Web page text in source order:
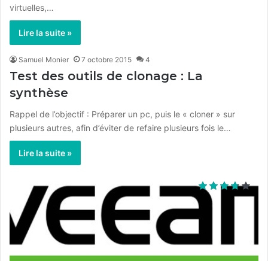
virtuelles,…
Lire la suite »
Samuel Monier 7 octobre 2015 4
Test des outils de clonage : La
synthèse
Rappel de l’objectif : Préparer un pc, puis le « cloner » sur
plusieurs autres, afin d’éviter de refaire plusieurs fois le…
Lire la suite »